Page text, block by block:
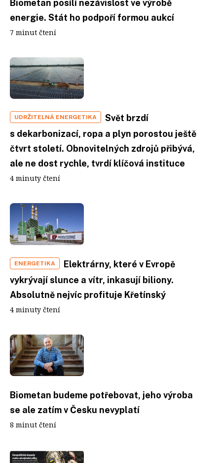
Biometan posílí nezávislost ve výrobě
energie. Stát ho podpoří formou aukcí
7 minut čtení
UDRŽITELNÁ ENERGETIKA
Svět brzdí
s dekarbonizací, ropa a plyn porostou ještě
čtvrt století. Obnovitelných zdrojů přibývá,
ale ne dost rychle, tvrdí klíčová instituce
4 minuty čtení
ENERGETIKA
Elektrárny, které v Evropě
vykrývají slunce a vítr, inkasují biliony.
Absolutně nejvíc profituje Křetínský
4 minuty čtení
Biometan budeme potřebovat, jeho výroba
se ale zatím v Česku nevyplatí
8 minut čtení